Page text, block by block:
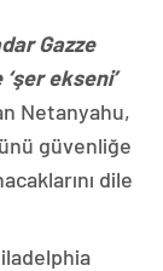
Gazze
ekseni’
Netanyahu,
güvenliğe
dile